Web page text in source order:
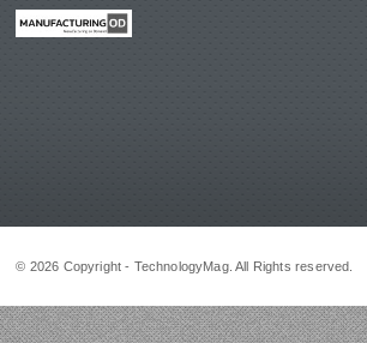
© 2026 Copyright - TechnologyMag. All Rights reserved.